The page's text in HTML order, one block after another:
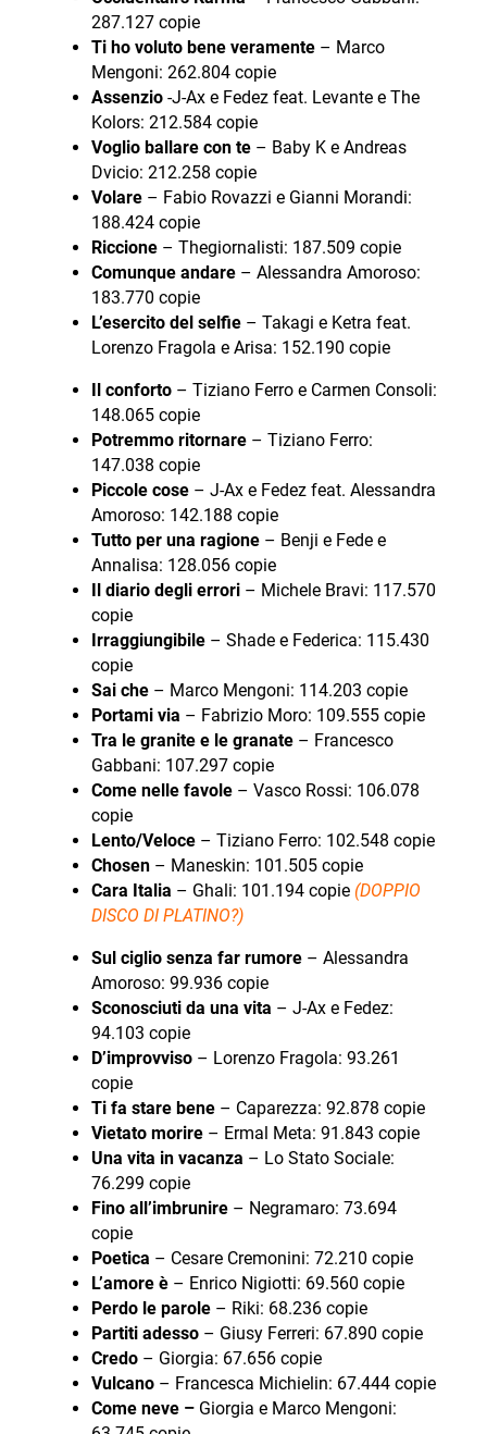
287.127 copie
Ti ho voluto bene veramente – Marco
Mengoni: 262.804 copie
Assenzio -J-Ax e Fedez feat. Levante e The
Kolors: 212.584 copie
Voglio ballare con te – Baby K e Andreas
Dvicio: 212.258 copie
Volare – Fabio Rovazzi e Gianni Morandi:
188.424 copie
Riccione – Thegiornalisti: 187.509 copie
Comunque andare – Alessandra Amoroso:
183.770 copie
L’esercito del selfie – Takagi e Ketra feat.
Lorenzo Fragola e Arisa: 152.190 copie
Il conforto – Tiziano Ferro e Carmen Consoli:
148.065 copie
Potremmo ritornare – Tiziano Ferro:
147.038 copie
Piccole cose – J-Ax e Fedez feat. Alessandra
Amoroso: 142.188 copie
Tutto per una ragione – Benji e Fede e
Annalisa: 128.056 copie
Il diario degli errori – Michele Bravi: 117.570
copie
Irraggiungibile – Shade e Federica: 115.430
copie
Sai che – Marco Mengoni: 114.203 copie
Portami via – Fabrizio Moro: 109.555 copie
Tra le granite e le granate – Francesco
Gabbani: 107.297 copie
Come nelle favole – Vasco Rossi: 106.078
copie
Lento/Veloce – Tiziano Ferro: 102.548 copie
Chosen – Maneskin: 101.505 copie
Cara Italia – Ghali: 101.194 copie (DOPPIO
DISCO DI PLATINO?)
Sul ciglio senza far rumore – Alessandra
Amoroso: 99.936 copie
Sconosciuti da una vita – J-Ax e Fedez:
94.103 copie
D’improvviso – Lorenzo Fragola: 93.261
copie
Ti fa stare bene – Caparezza: 92.878 copie
Vietato morire – Ermal Meta: 91.843 copie
Una vita in vacanza – Lo Stato Sociale:
76.299 copie
Fino all’imbrunire – Negramaro: 73.694
copie
Poetica – Cesare Cremonini: 72.210 copie
L’amore è – Enrico Nigiotti: 69.560 copie
Perdo le parole – Riki: 68.236 copie
Partiti adesso – Giusy Ferreri: 67.890 copie
Credo – Giorgia: 67.656 copie
Vulcano – Francesca Michielin: 67.444 copie
Come neve – Giorgia e Marco Mengoni: